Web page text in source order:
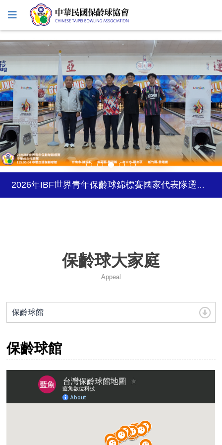
2027年日本關西世界壯年運動會
2026年風暴台灣飛碟盃
115年教練暨裁判增能進修研習會－臺北/臺中場
2026年5-6月國際公開賽自費參賽選手登記
2026台灣巡迴賽試辦-台南站
115 年度兒童及少年運動教練安全保障課程簡章
性平兒少及其他不法事件零容忍
2026年IBF世界青年保齡球錦標賽國家代表隊選拔賽資訊
2027年日本關西世界壯年運動會
保齡球大家庭
Appeal
保齡球館
保齡球館